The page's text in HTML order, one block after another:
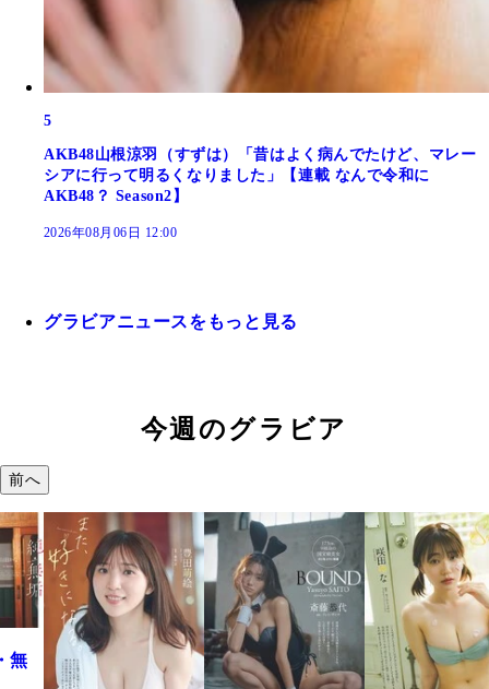
5
AKB48山根涼羽（すずは）「昔はよく病んでたけど、マレー
シアに行って明るくなりました」【連載 なんで令和に
AKB48？ Season2】
2026年08月06日 12:00
グラビアニュースをもっと見る
今週のグラビア
前へ